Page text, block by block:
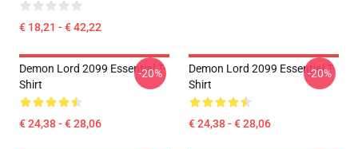
€ 18,21 - € 42,22
Demon Lord 2099 Essential T-
Shirt
€ 24,38 - € 28,06
-20%
Demon Lord 2099 Essential T-
Shirt
€ 24,38 - € 28,06
-20%